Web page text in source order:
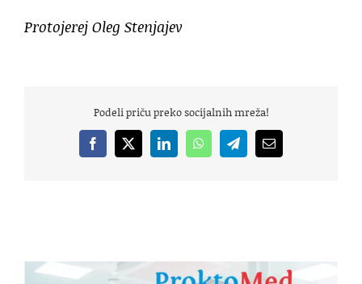
Protojerej Oleg Stenjajev
Podeli priču preko socijalnih mreža!
Facebook
X LinkedInWhatsAppTelegramEmail